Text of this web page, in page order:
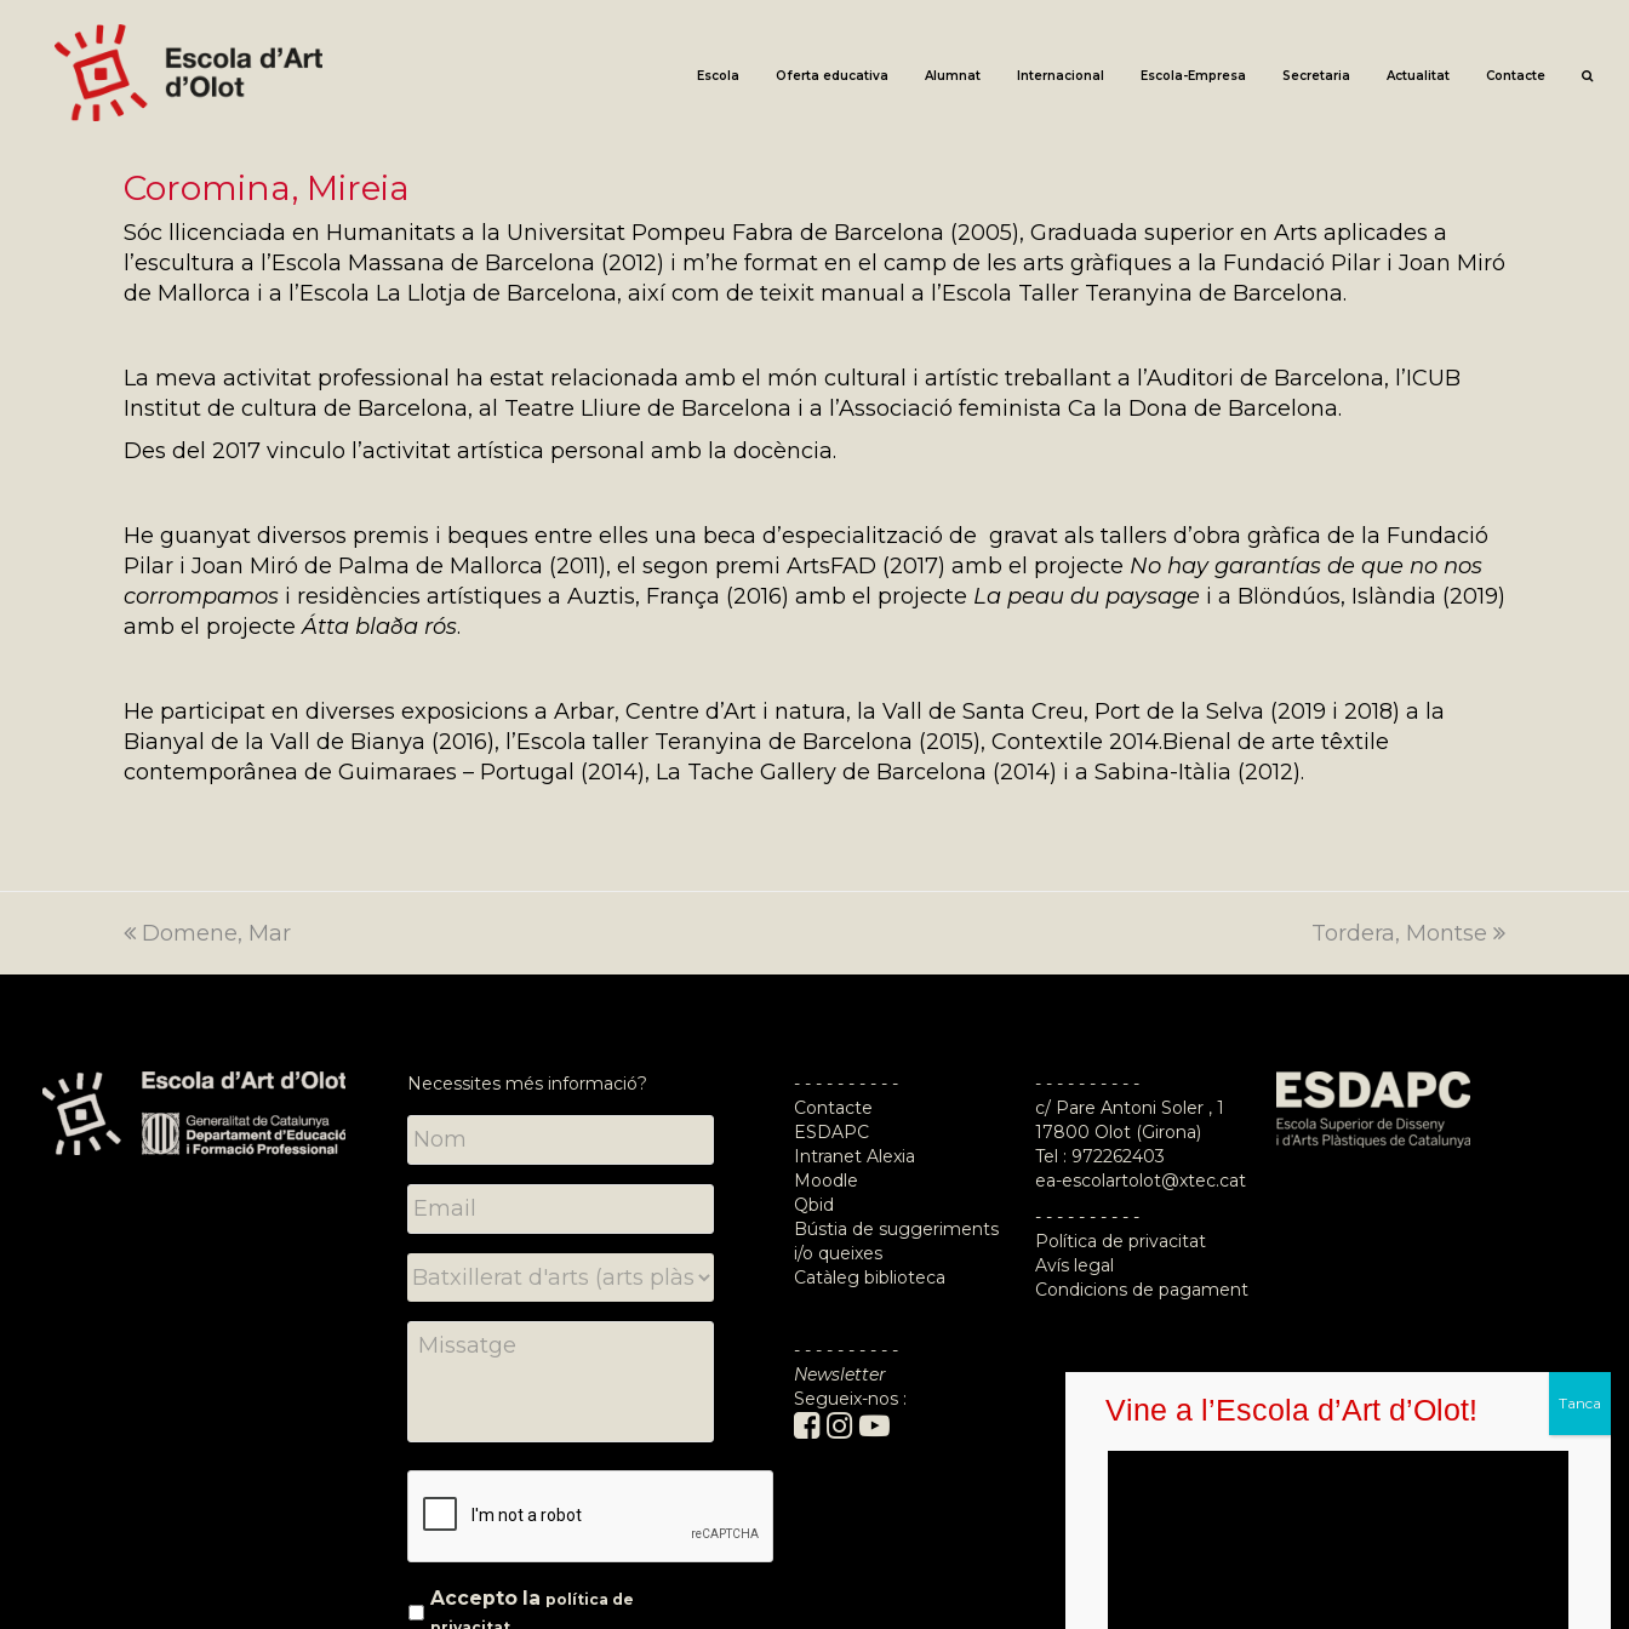
Escola Oferta educativa Alumnat Internacional Escola-Empresa Secretaria Actualitat Contacte
Coromina, Mireia
Sóc llicenciada en Humanitats a la Universitat Pompeu Fabra de Barcelona (2005), Graduada superior en Arts aplicades a
l’escultura a l’Escola Massana de Barcelona (2012) i m’he format en el camp de les arts gràfiques a la Fundació Pilar i Joan Miró
de Mallorca i a l’Escola La Llotja de Barcelona, així com de teixit manual a l’Escola Taller Teranyina de Barcelona.
La meva activitat professional ha estat relacionada amb el món cultural i artístic treballant a l’Auditori de Barcelona, l’ICUB
Institut de cultura de Barcelona, al Teatre Lliure de Barcelona i a l’Associació feminista Ca la Dona de Barcelona.
Des del 2017 vinculo l’activitat artística personal amb la docència.
He guanyat diversos premis i beques entre elles una beca d’especialització de gravat als tallers d’obra gràfica de la Fundació
Pilar i Joan Miró de Palma de Mallorca (2011), el segon premi ArtsFAD (2017) amb el projecte No hay garantías de que no nos
corrompamos i residències artístiques a Auztis, França (2016) amb el projecte La peau du paysage i a Blöndúos, Islàndia (2019)
amb el projecteÁtta blaða rós.
He participat en diverses exposicions a Arbar, Centre d’Art i natura, la Vall de Santa Creu, Port de la Selva (2019 i 2018) a la
Bianyal de la Vall de Bianya (2016), l’Escola taller Teranyina de Barcelona (2015), Contextile 2014.Bienal de arte têxtile
contemporânea de Guimaraes – Portugal (2014), La Tache Gallery de Barcelona (2014) i a Sabina-Itàlia (2012).
previous
Domene, Mar
next
Tordera, Montse
Necessites més informació?
Accepto la política de
- - - - - - - - - -
Contacte
ESDAPC
Intranet Alexia
Moodle
Qbid
Bústia de suggeriments
i/o queixes
Catàleg biblioteca
- - - - - - - - - -
Newsletter
Segueix-nos :
- - - - - - - - - -
c/ Pare Antoni Soler , 1
17800 Olot (Girona)
Tel : 972262403
ea-escolartolot@xtec.cat
- - - - - - - - - -
Política de privacitat
Avís legal
Condicions de pagament
Vine a l’Escola d’Art d’Olot!